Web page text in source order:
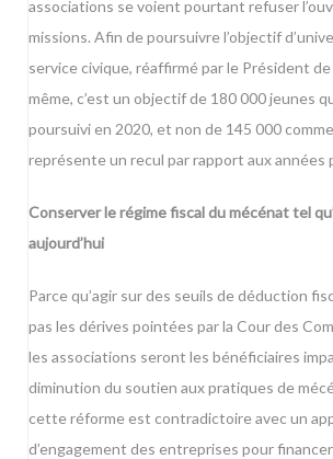
associations se voient pourtant refuser
missions. Afin de poursuivre l’objectif
service civique, réaffirmé par le Président
même, c’est un objectif de 180 000 jeunes
poursuivi en 2020, et non de 145 000
représente un recul par rapport aux années
Conserver le régime fiscal du mécénat tel
aujourd’hui
Parce qu’agir sur des seuils de déduction
pas les dérives pointées par la Cour des
les associations seront les bénéficiaires
diminution du soutien aux pratiques de
cette réforme est contradictoire avec un
d’engagement des entreprises pour